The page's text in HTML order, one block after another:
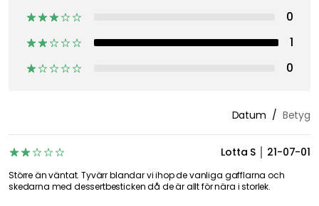
0
1
0
Datum Betyg
Lotta S 21-07-01
Större än väntat. Tyvärr blandar vi ihop de vanliga gafflarna och
skedarna med dessertbesticken då de är allt för nära i storlek.